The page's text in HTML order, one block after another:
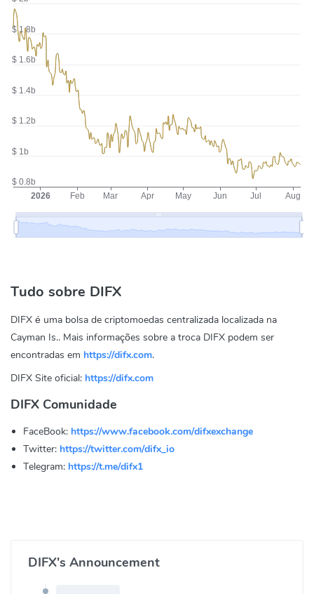
Tudo sobre DIFX
DIFX é uma bolsa de criptomoedas centralizada localizada na
Cayman Is.. Mais informações sobre a troca DIFX podem ser
encontradas em https://difx.com.
DIFX Site oficial: https://difx.com
DIFX Comunidade
FaceBook: https://www.facebook.com/difxexchange
Twitter: https://twitter.com/difx_io
Telegram: https://t.me/difx1
DIFX's Announcement